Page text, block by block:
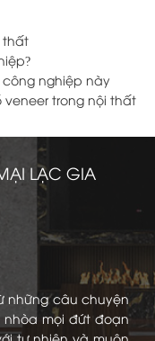
thất
nghiệp này
veneer trong nội thất
LẠC GIA
những câu chuyện
nhòa mọi đứt đoạn